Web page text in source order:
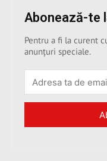
Abonează-te
Pentru a fi la curent
anunțuri speciale.